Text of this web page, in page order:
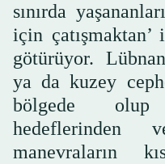
sınırda
için çatışmaktan’
götürüyor.
ya da kuzey
bölgede
hedeflerinden
manevraların